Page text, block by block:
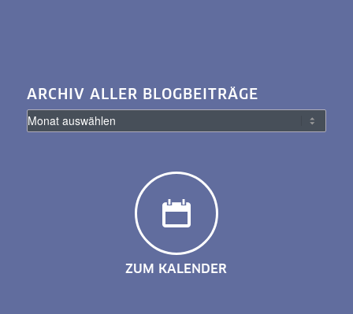
ARCHIV ALLER BLOGBEITRÄGE
ZUM KALENDER